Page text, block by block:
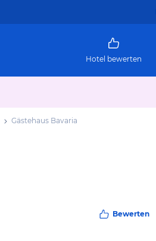
Hotel bewerten
Gästehaus Bavaria
Bewerten